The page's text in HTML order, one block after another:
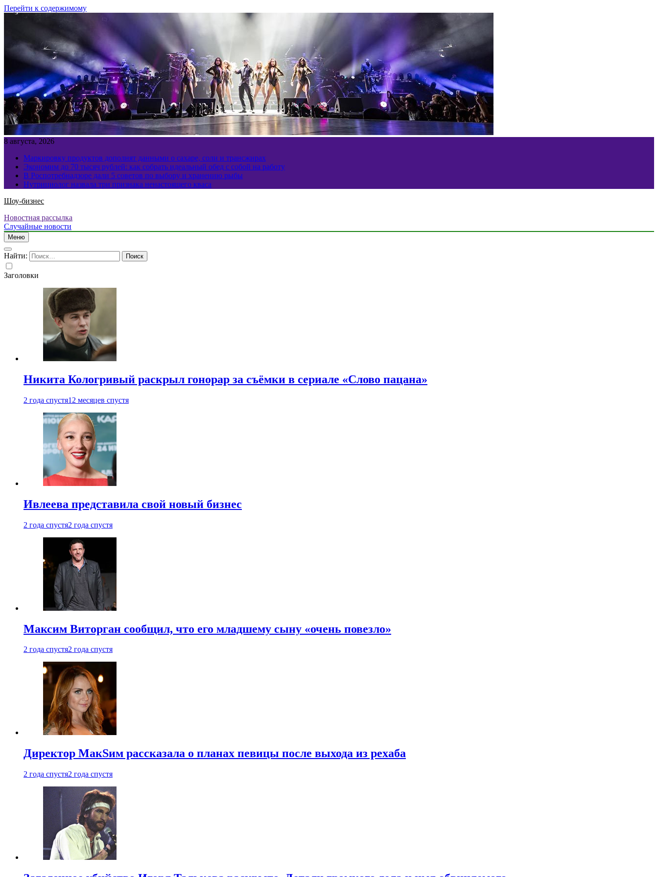
Перейти к содержимому
8 августа, 2026
Маркировку продуктов дополнят данными о сахаре, соли и трансжирах
Экономим до 70 тысяч рублей: как собрать идеальный обед с собой на работу
В Роспотребнадзоре дали 5 советов по выбору и хранению рыбы
Нутрициолог назвала три признака ненастоящего кваса
Шоу-бизнес
Новостная рассылка
Случайные новости
Меню
Найти:
Заголовки
Никита Кологривый раскрыл гонорар за съёмки в сериале «Слово пацана»
2 года спустя12 месяцев спустя
Ивлеева представила свой новый бизнес
2 года спустя2 года спустя
Максим Виторган сообщил, что его младшему сыну «очень повезло»
2 года спустя2 года спустя
Директор МакSим рассказала о планах певицы после выхода из рехаба
2 года спустя2 года спустя